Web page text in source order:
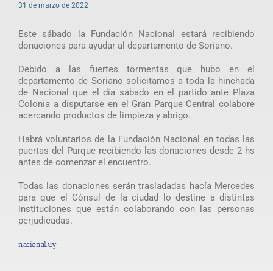
31 de marzo de 2022
Este sábado la Fundación Nacional estará recibiendo
donaciones para ayudar al departamento de Soriano.
Debido a las fuertes tormentas que hubo en el
departamento de Soriano solicitamos a toda la hinchada
de Nacional que el día sábado en el partido ante Plaza
Colonia a disputarse en el Gran Parque Central colabore
acercando productos de limpieza y abrigo.
Habrá voluntarios de la Fundación Nacional en todas las
puertas del Parque recibiendo las donaciones desde 2 hs
antes de comenzar el encuentro.
Todas las donaciones serán trasladadas hacía Mercedes
para que el Cónsul de la ciudad lo destine a distintas
instituciones que están colaborando con las personas
perjudicadas.
nacional.uy